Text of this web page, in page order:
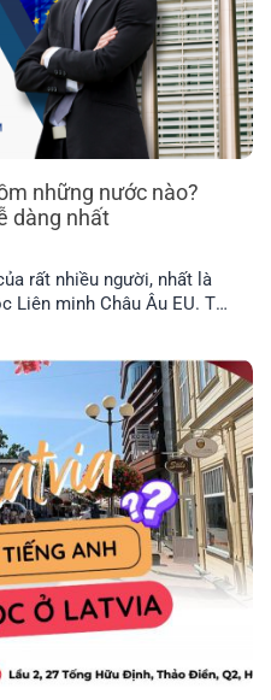
những nước nào?
dàng nhất
rất nhiều người, nhất là
minh Châu Âu EU. Tuy
nhất hiện nay? Hãy cùng